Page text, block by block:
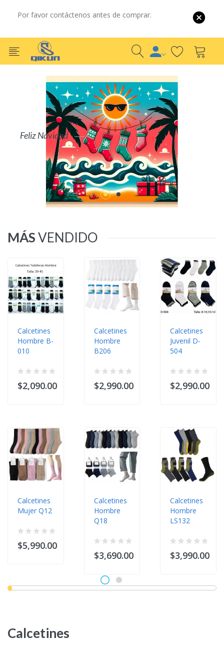
Por favor contáctenos antes de comprar.
Por Mayor
Por Detalle
COMPRAR AHORA
MÁSVENDIDO
Calcetines
Hombre B-
010
$2,090.00
Calcetines
Mujer Q12
$5,990.00
Calcetines
Hombre
B206
$2,990.00
Calcetines
Hombre
Q18
$3,690.00
Calcetines
Juvenil D-
504
$2,990.00
Calcetines
Hombre
LS132
$3,990.00
Calcetines